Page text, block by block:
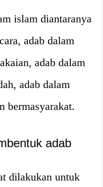
islam diantaranya
adab dalam
adab dalam
adab dalam
bermasyarakat.
adab
dilakukan untuk